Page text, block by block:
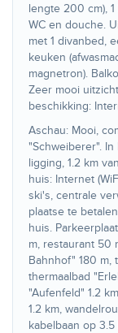
lengte 200 cm),
WC en douche.
met 1 divanbed,
keuken
magnetron).
Zeer mooi
beschikking:
Aschau: Mooi,
"Schweiberer".
ligging, 1.2 km
huis: Internet
ski's, centrale
plaatse te
huis.
m, restaurant 50
Bahnhof" 180 m,
thermaalbad
"Aufenfeld" 1.2
1.2 km,
kabelbaan op